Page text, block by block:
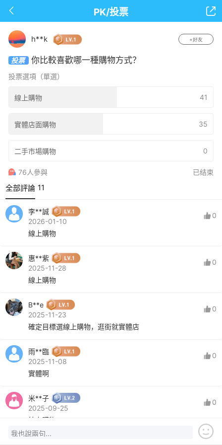
 PK/投票
下拉可以重繪
h**k +好友
投票 你比較喜歡哪一種購物方式？
投票選項（單選）
線上購物 41
實體店面購物 35
二手市場購物 0
76人參與 已结束
全部評論 11
李**誠
2026-01-10
0
線上購物
惠**紫
2025-11-28
0
線上購物
B**e
2025-11-23
0
確定目標選線上購物，逛街就實體店
雨**臨
2025-11-08
0
實體啊
米**子
2025-09-25
0
線上購物
我也說兩句...